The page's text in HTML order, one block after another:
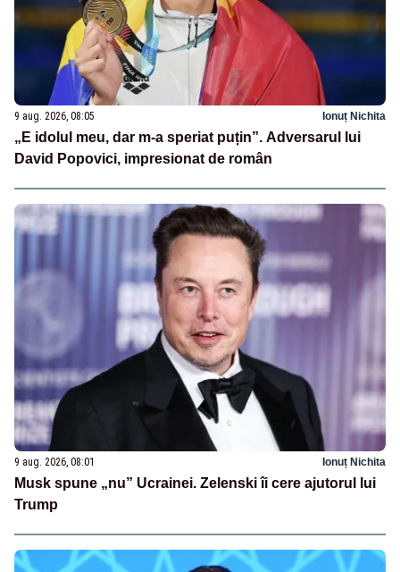
9 aug. 2026, 08:05 Ionuț Nichita
„E idolul meu, dar m-a speriat puțin”. Adversarul lui
David Popovici, impresionat de român
9 aug. 2026, 08:01 Ionuț Nichita
Musk spune „nu” Ucrainei. Zelenski îi cere ajutorul lui
Trump